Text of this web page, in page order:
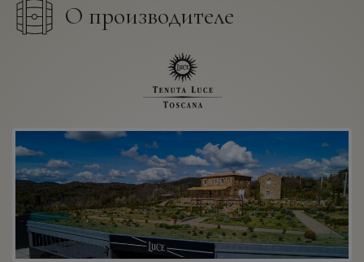
О производителе